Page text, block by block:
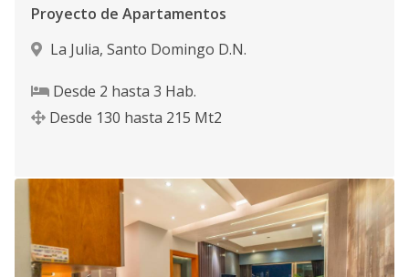
Proyecto de Apartamentos
La Julia, Santo Domingo D.N.
Desde 2 hasta 3 Hab.
Desde 130 hasta 215 Mt2